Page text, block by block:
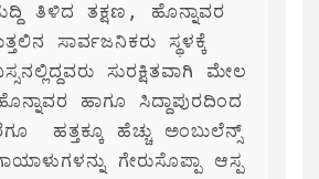
ತಿಳಿದ ತಕ್ಷಣ, ಹೊನ್ನಾವರ
ಸಾರ್ವಜನಿಕರು ಸ್ಥಳಕ್ಕೆ
ಸುರಕ್ಷಿತವಾಗಿ ಮೇಲ
ಹಾಗೂ ಸಿದ್ದಾಪುರದಿಂದ
ಹತ್ತಕ್ಕೂ ಹೆಚ್ಚು ಅಂಬುಲೆನ್ಸ್
ಗೇರುಸೊಪ್ಪಾ ಆಸ್ಪ